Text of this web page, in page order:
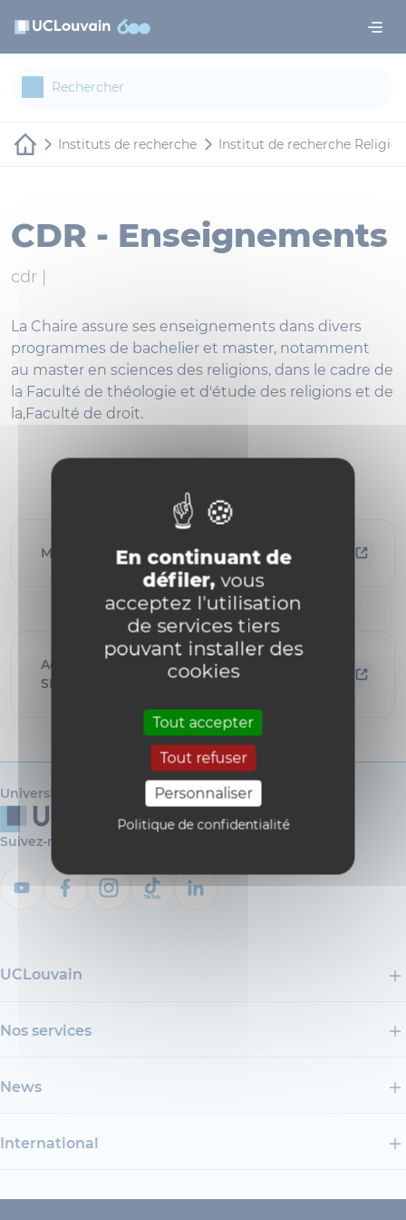
En continuant de
défiler,vous
acceptez l'utilisation
de services tiers
pouvant installer des
cookies
Tout accepter
Tout refuser
Personnaliser
Politique de confidentialité
Instituts de recherche Institut de recherche
CDR - Enseignements
cdr |
La Chaire assure ses enseignements dans divers
programmes de bachelier et master, notamment
au master en sciences des religions, dans le cadre de
la Faculté de théologie et d'étude des religions et de
la,Faculté de droit.
Master en sciences des religions
Accompagnement des mémoires de master
SREL/DRT/THEO
Université catholique de Louvain
Suivez-nous
UCLouvain
Nos services
News
International